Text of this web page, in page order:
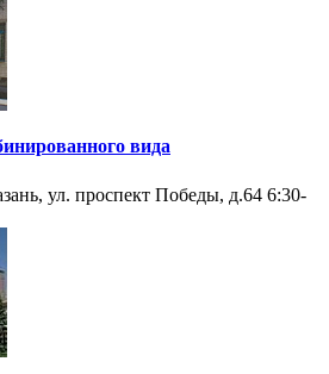
вида
ул. проспект Победы, д.64 6:30-